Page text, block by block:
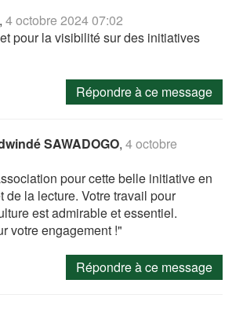
,4 octobre 2024 07:02
pour la visibilité sur des initiatives
Répondre à ce message
SAWADOGO,4 octobre
pour cette belle initiative en
de la lecture. Votre travail pour
est admirable et essentiel.
votre engagement !"
Répondre à ce message